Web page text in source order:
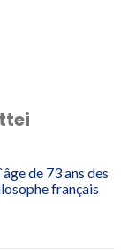
de 73 ans des
français